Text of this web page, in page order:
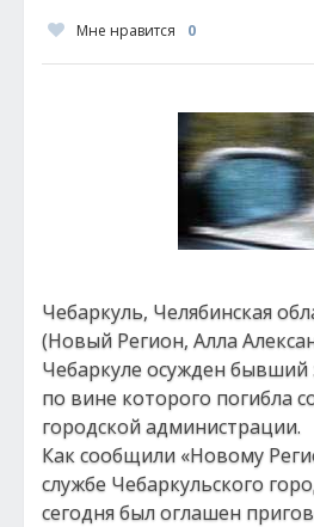
Мне нравится 0
Чебаркуль, Челябинская
(Новый Регион, Алла
Чебаркуле осужден бывший
по вине которого погибла
городской администрации.
Как сообщили «Новому
службе Чебаркульского
сегодня был оглашен